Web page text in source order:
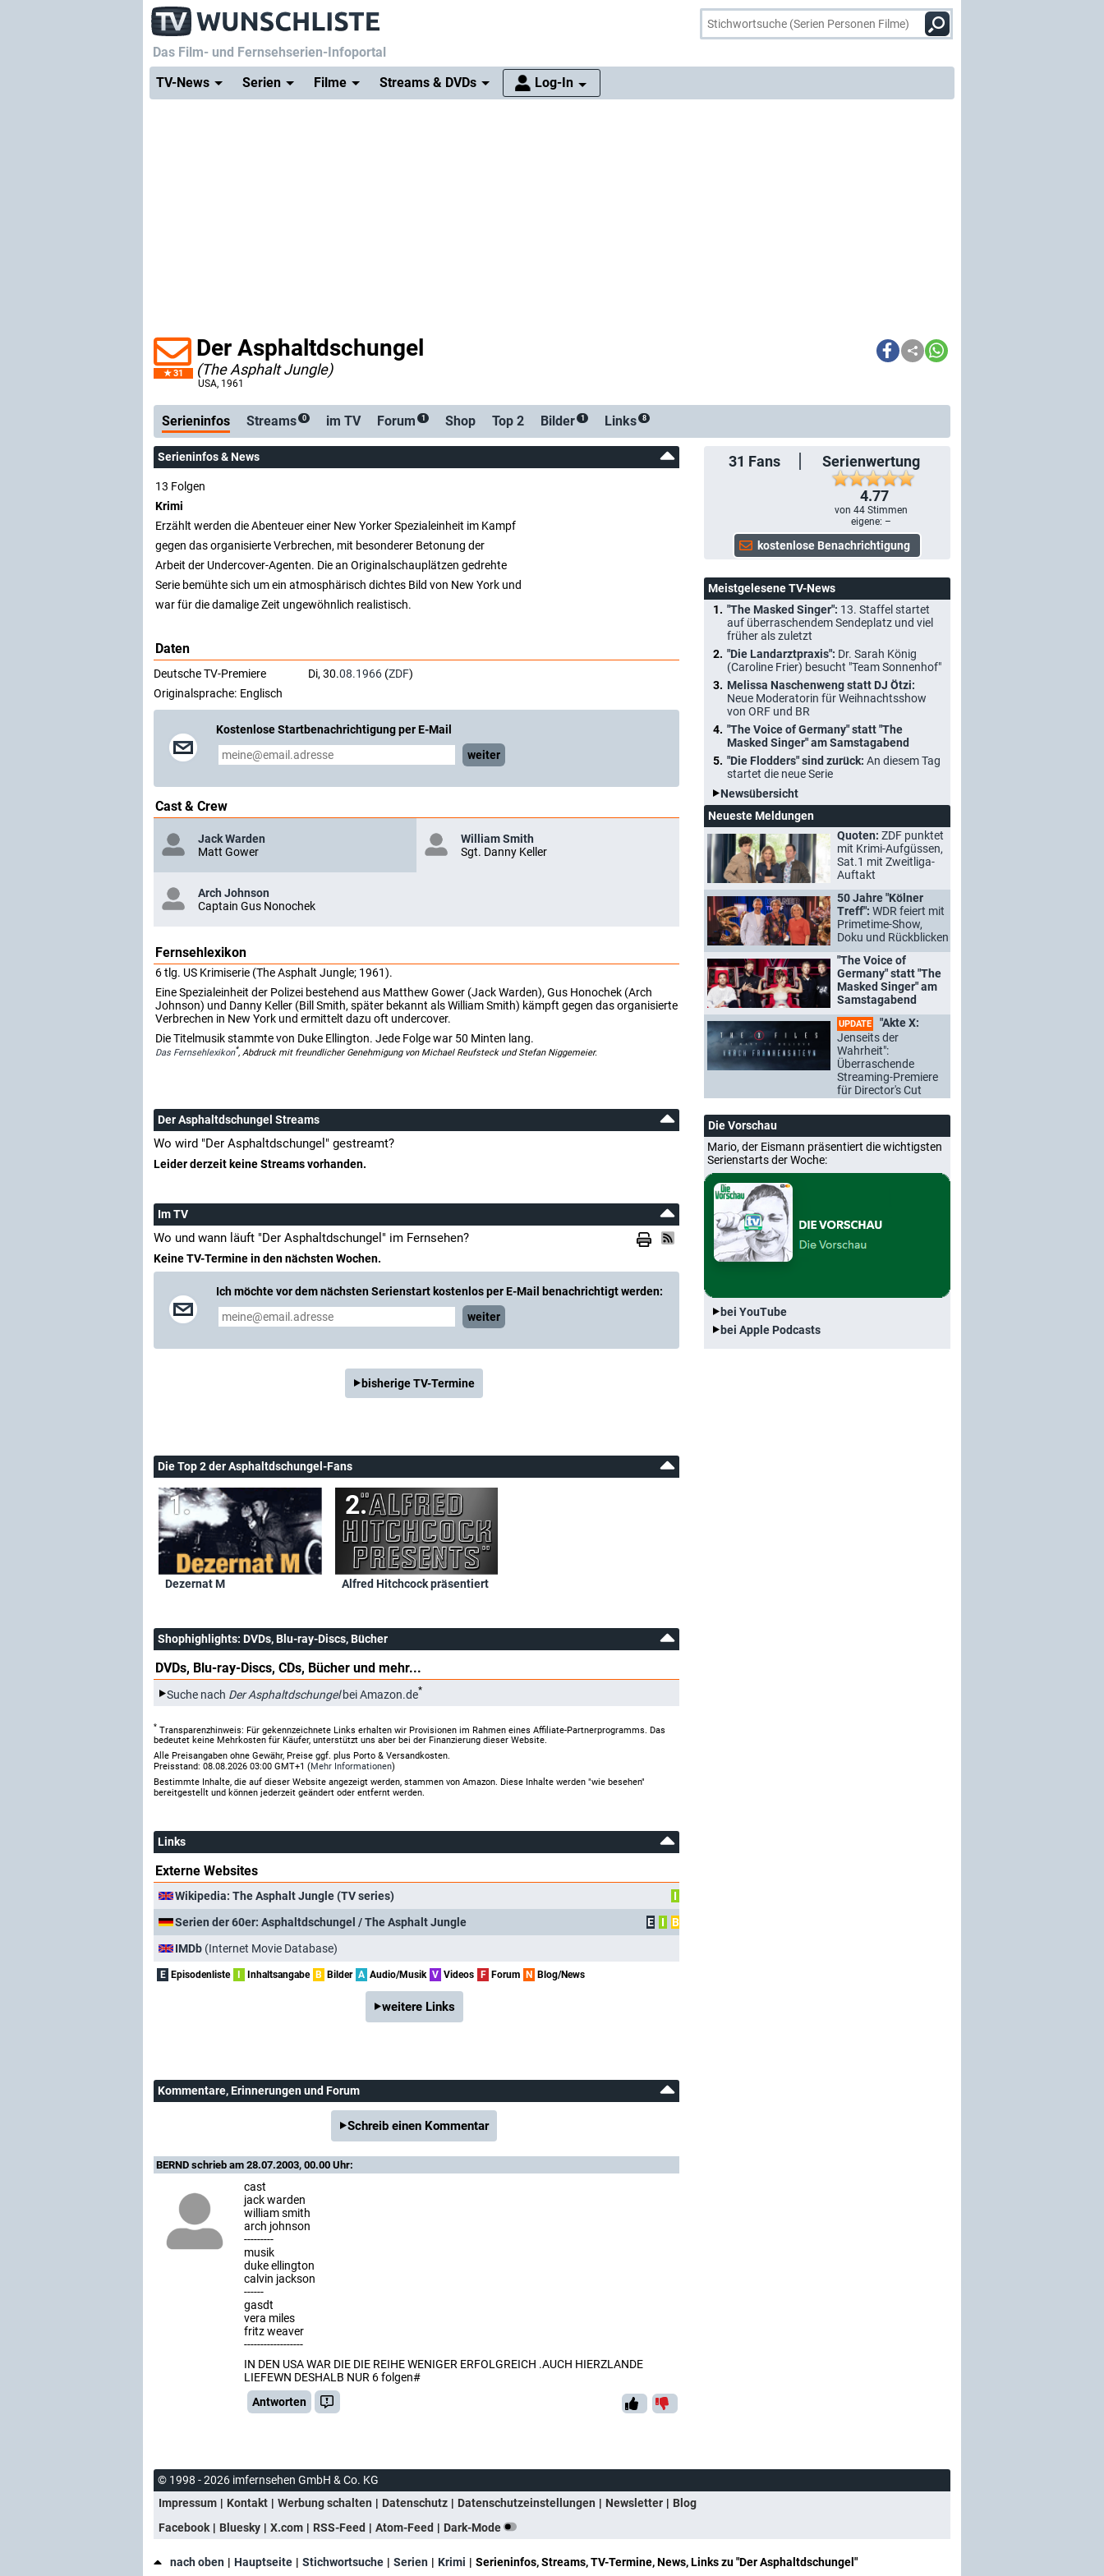
Das Film- und Fernsehserien-Infoportal
TV-News
Serien Filme Streams & DVDs Log-In
31
Der Asphaltdschungel
(The Asphalt Jungle)
USA, 1961
Serienticker
Serieninfos Streams 0 im TV Forum 1 Shop Top 2 Bilder 1 Links 8
31 Fans
Serienwertung
4.77
von 44Stimmen
eigene: –
Serieninfos & News
13 Folgen
Krimi
Erzählt werden die Abenteuer einer New Yorker Spezialeinheit im Kampf
gegen das organisierte Verbrechen, mit besonderer Betonung der
Arbeit der Undercover-Agenten. Die an Originalschauplätzen gedrehte
Serie bemühte sich um ein atmosphärisch dichtes Bild von New York und
war für die damalige Zeit ungewöhnlich realistisch.
Daten
Deutsche TV-Premiere Di, 30.08.1966 (ZDF)
Originalsprache: Englisch
Kostenlose Startbenachrichtigung per E-Mail
weiter
Cast & Crew
Jack Warden
Matt Gower
William Smith
Sgt. Danny Keller
Arch Johnson
Captain Gus Nonochek
Fernsehlexikon
6 tlg. US Krimiserie (The Asphalt Jungle; 1961).
Eine Spezialeinheit der Polizei bestehend aus Matthew Gower (Jack Warden), Gus Honochek (Arch
Johnson) und Danny Keller (Bill Smith, später bekannt als William Smith) kämpft gegen das organisierte
Verbrechen in New York und ermittelt dazu oft undercover.
Die Titelmusik stammte von Duke Ellington. Jede Folge war 50 Minten lang.
Das Fernsehlexikon*, Abdruck mit freundlicher Genehmigung von Michael Reufsteck und Stefan Niggemeier.
Der Asphaltdschungel Streams
Wo wird "Der Asphaltdschungel" gestreamt?
Leider derzeit keine Streams vorhanden.
Im TV
Wo und wann läuft "Der Asphaltdschungel" im Fernsehen?
Keine TV-Termine in den nächsten Wochen.
Ich möchte vor dem nächsten Serienstart kostenlos per E-Mail benachrichtigt werden:
weiter
bisherige TV-Termine
Die Top 2 der Asphaltdschungel-Fans
Dezernat M Alfred Hitchcock präsentiert
Shophighlights: DVDs, Blu-ray-Discs, Bücher
DVDs, Blu-ray-Discs, CDs, Bücher und mehr...
Suche nach Der Asphaltdschungelbei Amazon.de*
* Transparenzhinweis: Für gekennzeichnete Links erhalten wir Provisionen im Rahmen eines Affiliate-Partnerprogramms. Das
bedeutet keine Mehrkosten für Käufer, unterstützt uns aber bei der Finanzierung dieser Website.
Alle Preisangaben ohne Gewähr, Preise ggf. plus Porto & Versandkosten.
Preisstand: 08.08.2026 03:00 GMT+1 (Mehr Informationen)
Bestimmte Inhalte, die auf dieser Website angezeigt werden, stammen von Amazon. Diese Inhalte werden "wie besehen"
bereitgestellt und können jederzeit geändert oder entfernt werden.
Links
Externe Websites
Wikipedia: The Asphalt Jungle (TV series)
I
Serien der 60er: Asphaltdschungel / The Asphalt Jungle
E I
B
IMDb (Internet Movie Database)
E Episodenliste Inhaltsangabe B Bilder A Audio/Musik V Videos F Forum N Blog/News
weitere Links
Kommentare, Erinnerungen und Forum
Schreib einen Kommentar
BERND schrieb am 28.07.2003, 00.00 Uhr:
cast
jack warden
william smith
arch johnson
---------
musik
duke ellington
calvin jackson
------
gasdt
vera miles
fritz weaver
------------------
IN DEN USA WAR DIE DIE REIHE WENIGER ERFOLGREICH .AUCH HIERZLANDE
LIEFEWN DESHALB NUR 6 folgen#
Antworten
Meistgelesene TV-News
"The Masked Singer": 13. Staffel startet
auf überraschendem Sendeplatz und viel
früher als zuletzt
"Die Landarztpraxis": Dr. Sarah König
(Caroline Frier) besucht "Team Sonnenhof"
Melissa Naschenweng statt DJ Ötzi:
Neue Moderatorin für Weihnachtsshow
von ORF und BR
"The Voice of Germany" statt "The
Masked Singer" am Samstagabend
"Die Flodders" sind zurück: An diesem Tag
startet die neue Serie
Newsübersicht
Neueste Meldungen
Quoten: ZDF punktet
mit Krimi-Aufgüssen,
Sat.1 mit Zweitliga-
Auftakt
50 Jahre "Kölner
Treff": WDR feiert mit
Primetime-Show,
Doku und Rückblicken
"The Voice of
Germany" statt "The
Masked Singer" am
Samstagabend
UPDATE
"Akte X:
Jenseits der
Wahrheit":
Überraschende
Streaming-Premiere
für Director's Cut
Die Vorschau
Mario, der Eismann präsentiert die wichtigsten
Serienstarts der Woche:
bei YouTube
bei Apple Podcasts
© 1998 - 2026 imfernsehen GmbH & Co. KG
Impressum
Kontakt Werbung schalten Datenschutz Datenschutzeinstellungen Newsletter
Blog
Facebook
Bluesky X.com RSS-Feed Atom-Feed Dark-Mode
nach oben Hauptseite Stichwortsuche Serien Krimi Serieninfos, Streams, TV-Termine, News, Links zu "Der Asphaltdschungel"